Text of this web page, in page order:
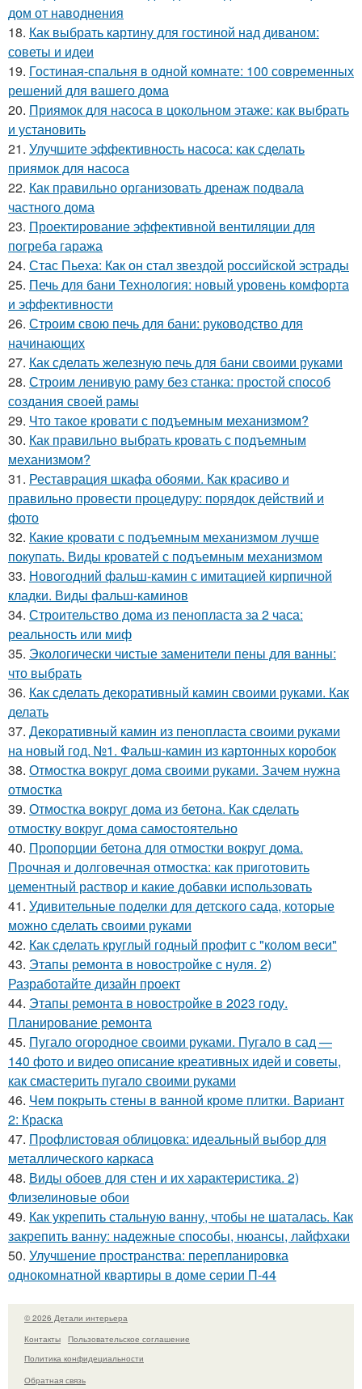
дом от наводнения
18. Как выбрать картину для гостиной над диваном:
советы и идеи
19. Гостиная-спальня в одной комнате: 100 современных
решений для вашего дома
20. Приямок для насоса в цокольном этаже: как выбрать
и установить
21. Улучшите эффективность насоса: как сделать
приямок для насоса
22. Как правильно организовать дренаж подвала
частного дома
23. Проектирование эффективной вентиляции для
погреба гаража
24. Стас Пьеха: Как он стал звездой российской эстрады
25. Печь для бани Технология: новый уровень комфорта
и эффективности
26. Строим свою печь для бани: руководство для
начинающих
27. Как сделать железную печь для бани своими руками
28. Строим ленивую раму без станка: простой способ
создания своей рамы
29. Что такое кровати с подъемным механизмом?
30. Как правильно выбрать кровать с подъемным
механизмом?
31. Реставрация шкафа обоями. Как красиво и
правильно провести процедуру: порядок действий и
фото
32. Какие кровати с подъемным механизмом лучше
покупать. Виды кроватей с подъемным механизмом
33. Новогодний фальш-камин с имитацией кирпичной
кладки. Виды фальш-каминов
34. Строительство дома из пенопласта за 2 часа:
реальность или миф
35. Экологически чистые заменители пены для ванны:
что выбрать
36. Как сделать декоративный камин своими руками. Как
делать
37. Декоративный камин из пенопласта своими руками
на новый год. №1. Фальш-камин из картонных коробок
38. Отмостка вокруг дома своими руками. Зачем нужна
отмостка
39. Отмостка вокруг дома из бетона. Как сделать
отмостку вокруг дома самостоятельно
40. Пропорции бетона для отмостки вокруг дома.
Прочная и долговечная отмостка: как приготовить
цементный раствор и какие добавки использовать
41. Удивительные поделки для детского сада, которые
можно сделать своими руками
42. Как сделать круглый годный профит с "колом веси"
43. Этапы ремонта в новостройке с нуля. 2)
Разработайте дизайн проект
44. Этапы ремонта в новостройке в 2023 году.
Планирование ремонта
45. Пугало огородное своими руками. Пугало в сад —
140 фото и видео описание креативных идей и советы,
как смастерить пугало своими руками
46. Чем покрыть стены в ванной кроме плитки. Вариант
2: Краска
47. Профлистовая облицовка: идеальный выбор для
металлического каркаса
48. Виды обоев для стен и их характеристика. 2)
Флизелиновые обои
49. Как укрепить стальную ванну, чтобы не шаталась. Как
закрепить ванну: надежные способы, нюансы, лайфхаки
50. Улучшение пространства: перепланировка
однокомнатной квартиры в доме серии П-44
© 2026 Детали интерьера
Контакты
Пользовательское соглашение
Политика конфидециальности
Обратная связь